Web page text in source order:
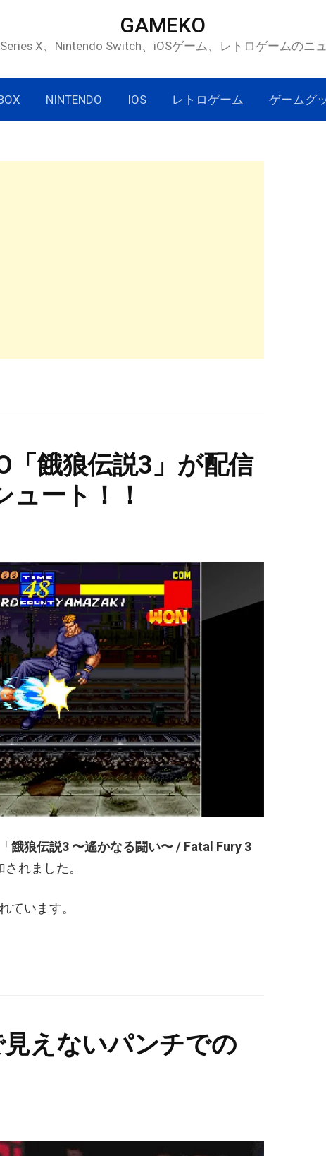
GAMEKO
X、Nintendo Switch、iOSゲーム、レトロゲームのニ
NINTENDO IOS レトロゲーム ゲームグ
「餓狼伝説3」が配信
ュート！！
餓狼伝説3 〜遙かなる闘い〜 / Fatal Fury 3
されました。
ています。
見えないパンチでの